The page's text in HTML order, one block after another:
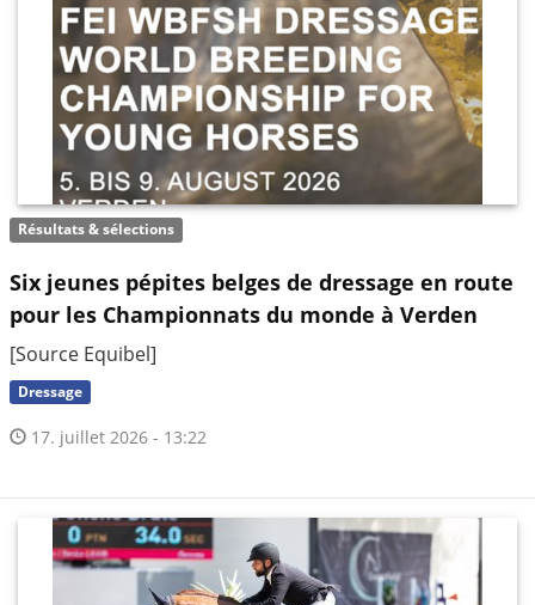
Résultats & sélections
Six jeunes pépites belges de dressage en route
pour les Championnats du monde à Verden
[Source Equibel]
Dressage
17. juillet 2026 - 13:22